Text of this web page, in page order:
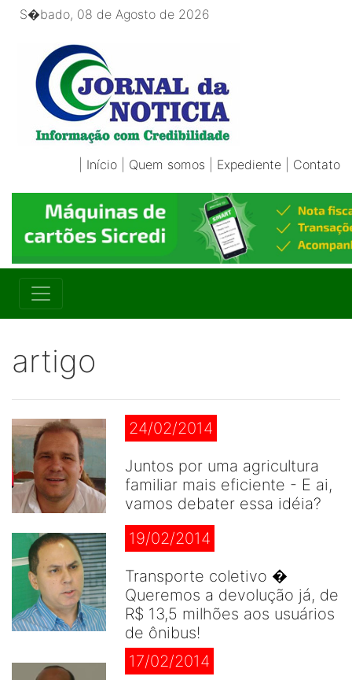
S�bado, 08 de Agosto de 2026
Início Quem somos Expediente Contato
artigo
24/02/2014
Juntos por uma agricultura
familiar mais eficiente - E ai,
vamos debater essa idéia?
19/02/2014
Transporte coletivo �
Queremos a devolução já, de
R$ 13,5 milhões aos usuários
de ônibus!
17/02/2014